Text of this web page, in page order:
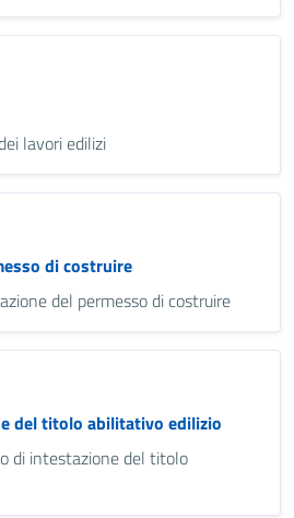
lavori edilizi
di costruire
del permesso di costruire
del titolo abilitativo edilizio
di intestazione del titolo